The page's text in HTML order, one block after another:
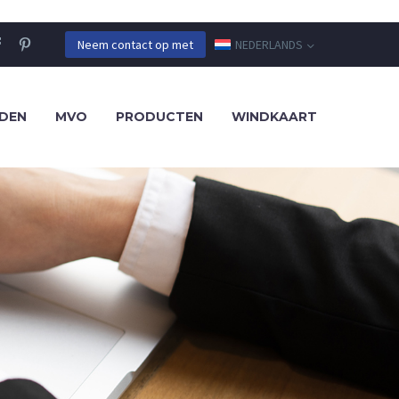
Neem contact op met NEDERLANDS
MVO PRODUCTEN WINDKAART